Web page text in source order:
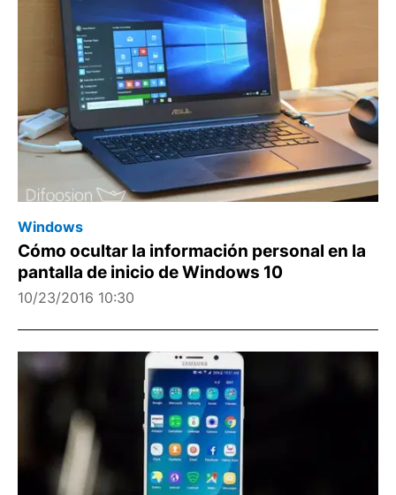
Windows
Cómo ocultar la información personal en la
pantalla de inicio de Windows 10
10/23/2016 10:30